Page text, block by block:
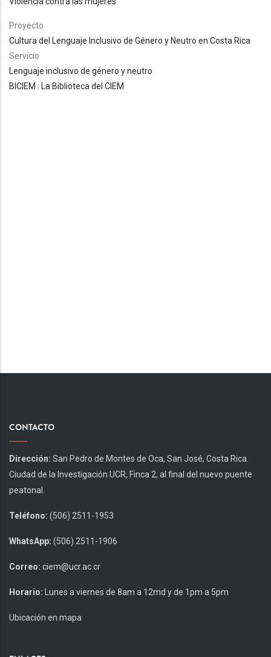
Proyecto
Cultura del Lenguaje Inclusivo de Género y Neutro en Costa Rica
Servicio
Lenguaje inclusivo de género y neutro
BICIEM : La Biblioteca del CIEM
CONTACTO
Dirección: San Pedro de Montes de Oca, San José, Costa Rica.
Ciudad de la Investigación UCR, Finca 2, al final del nuevo puente
peatonal.
Teléfono: (506) 2511-1953
WhatsApp: (506) 2511-1906
Correo: ciem@ucr.ac.cr
Horario: Lunes a viernes de 8am a 12md y de 1pm a 5pm
Ubicación en mapa